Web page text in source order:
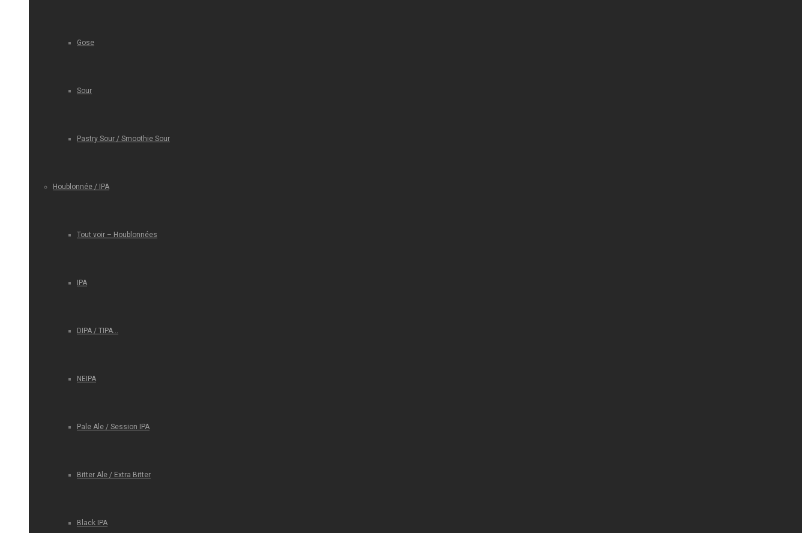
Gose
Sour
Pastry Sour / Smoothie Sour
Houblonnée / IPA
Tout voir – Houblonnées
IPA
DIPA / TIPA…
NEIPA
Pale Ale / Session IPA
Bitter Ale / Extra Bitter
Black IPA